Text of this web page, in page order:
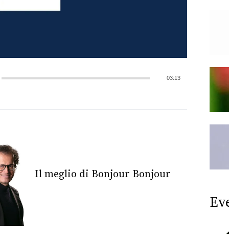
03:13
Il meglio di Bonjour Bonjour